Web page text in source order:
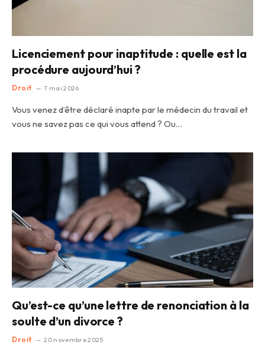
Licenciement pour inaptitude : quelle est la
procédure aujourd’hui ?
Droit 7 mai 2026
Vous venez d’être déclaré inapte par le médecin du travail et
vous ne savez pas ce qui vous attend ? Ou…
Qu’est-ce qu’une lettre de renonciation à la
soulte d’un divorce ?
Droit 20 novembre 2025